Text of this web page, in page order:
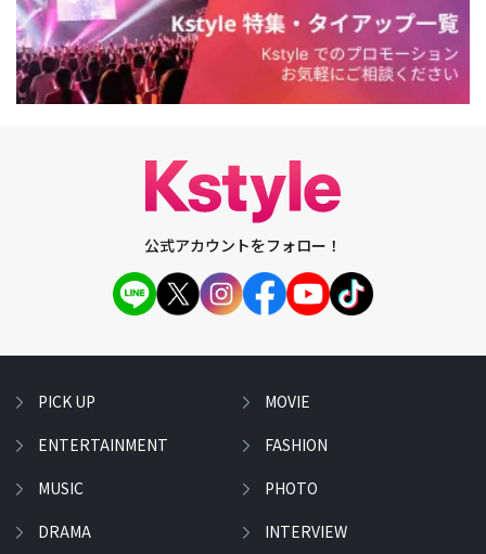
公式アカウントをフォロー！
PICK UP
ENTERTAINMENT
MUSIC
DRAMA
MOVIE
FASHION
PHOTO
INTERVIEW